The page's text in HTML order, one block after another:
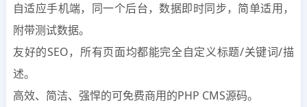
自适应手机端，同一个后台，数据即时同步，简单适用，
附带测试数据。
友好的SEO，所有页面均都能完全自定义标题/关键词/描
述。
高效、简洁、强悍的可免费商用的PHP CMS源码。